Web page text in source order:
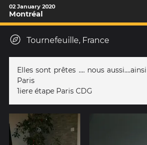
02 January 2020
Montréal
Tournefeuille, France
Elles sont prêtes .... nous
Paris
1iere étape Paris CDG